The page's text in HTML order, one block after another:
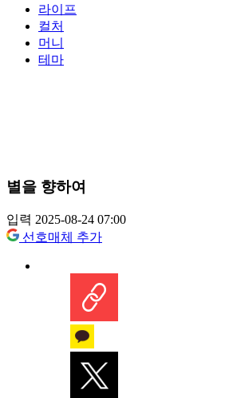
라이프
컬처
머니
테마
별을 향하여
입력 2025-08-24 07:00
선호매체 추가